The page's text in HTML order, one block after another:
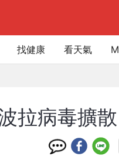
找健康 看天氣
拉病毒擴散